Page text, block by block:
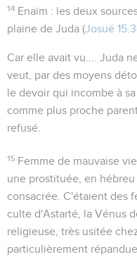
14 Enaïm : les deux
plaine de Juda (Josué
Car elle avait vu....
Juda
veut, par des moyens
le devoir qui incombe à
comme plus proche
refusé.
15 Femme de mauvaise vie
une prostituée, en hébreu
consacrée . C'étaient des
culte d'Astarté, la Vénus
religieuse, très usitée
particulièrement